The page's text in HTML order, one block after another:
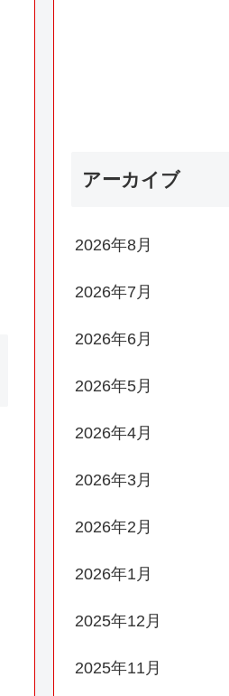
アーカイブ
2026年8月
2026年7月
2026年6月
2026年5月
2026年4月
2026年3月
2026年2月
2026年1月
2025年12月
2025年11月